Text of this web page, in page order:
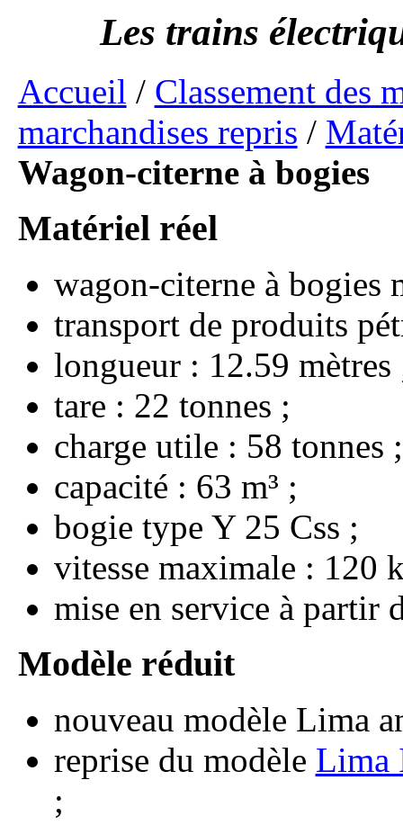
Accueil / Classement des
marchandises repris /
Wagon-citerne à bogies
wagon-citerne à bogies
transport de produits
longueur : 12.59 mètres
tare : 22 tonnes
charge utile : 58 tonnes
capacité : 63 m³
bogie type Y 25 Css
vitesse maximale : 120
mise en service à partir
nouveau modèle Lima
reprise du modèle Lima